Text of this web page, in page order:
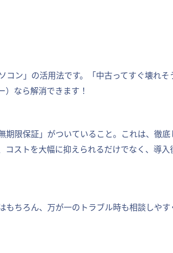
ン」の活用法です。「中古ってすぐ壊れ
なら解消できます！
限保証」がついていること。これは、徹
ストを大幅に抑えられるだけでなく、導
ちろん、万が一のトラブル時も相談しや